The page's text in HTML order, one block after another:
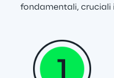
fondamentali, cruciali